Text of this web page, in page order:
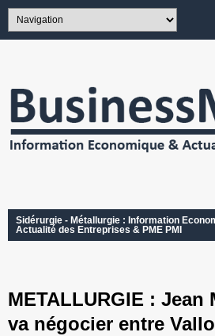
Sidérurgie - Métallurgie : Information
Actualité des Entreprises & PME PMI
METALLURGIE : Jean
va négocier entre